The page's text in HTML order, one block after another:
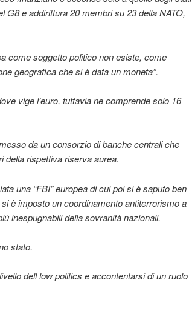
G8 e addirittura 20 membri su 23 della NATO,
come soggetto politico non esiste, come
geografica che si è data un moneta”.
vige l’euro, tuttavia ne comprende solo 16
da un consorzio di banche centrali che
della rispettiva riserva aurea.
una “FBI” europea di cui poi si è saputo ben
è imposto un coordinamento antiterrorismo a
inespugnabili della sovranità nazionali.
stato.
dell low politics e accontentarsi di un ruolo